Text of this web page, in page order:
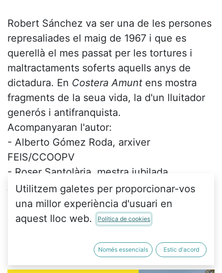
Robert Sánchez va ser una de les persones
represaliades el maig de 1967 i que es
querellà el mes passat per les tortures i
maltractaments soferts aquells anys de
dictadura. En Costera Amunt ens mostra
fragments de la seua vida, la d'un lluitador
generós i antifranquista.
Acompanyaran l'autor:
- Alberto Gómez Roda, arxiver
FEIS/CCOOPV
- Roser Santolària, mestra jubilada.
Associació Macarella.
Ho organitzen:Querella Argentina
Utilitzem galetes per proporcionar-vos
una millor experiència d'usuari en
aquest lloc web.
Política de cookies
Només essencials Estic d'acord